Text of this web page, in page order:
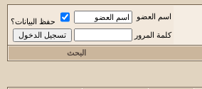
اسم العضو
حفظ البيانات؟
كلمة المرور
البحث